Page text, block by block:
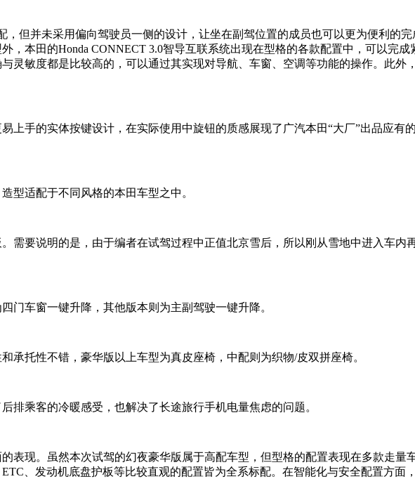
，但并未采用偏向驾驶员一侧的设计，让坐在副驾位置的成员也可以更为便利的
，本田的Honda CONNECT 3.0智导互联系统出现在型格的各款配置中，可以完
灵敏度都是比较高的，可以通过其实现对导航、车窗、空调等功能的操作。此外
上手的实体按键设计，在实际使用中旋钮的质感展现了广汽本田“大厂”出品应
型适配于不同风格的本田车型之中。
需要说明的是，由于编者在试驾过程中正值北京雪后，所以刚从雪地中进入车
门车窗一键升降，其他版本则为主副驾驶一键升降。
承托性不错，豪华版以上车型为真皮座椅，中配则为织物/皮双拼座椅。
排乘客的冷暖感受，也解决了长途旅行手机电量焦虑的问题。
表现。虽然本次试驾的幻夜豪华版属于高配车型，但型格的配置表现在多款走
、发动机底盘护板等比较直观的配置皆为全系标配。在智能化与安全配置方面